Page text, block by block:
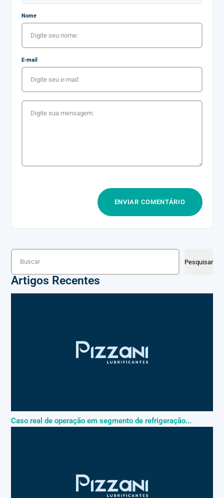
Nome
E-mail
Pesquisar
Artigos Recentes
Caso real de operação em segmento de refrigeração...